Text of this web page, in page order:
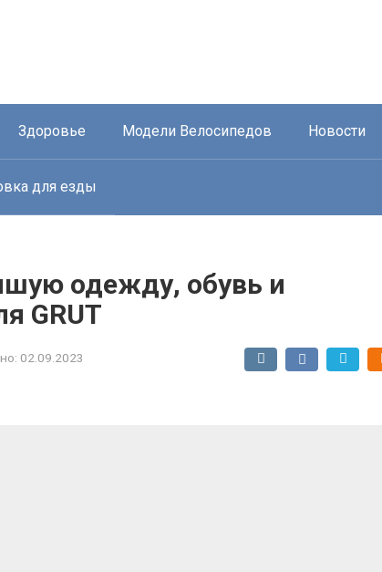
Здоровье Модели Велосипедов Новости
для езды
одежду, обувь и
GRUT
02.09.2023